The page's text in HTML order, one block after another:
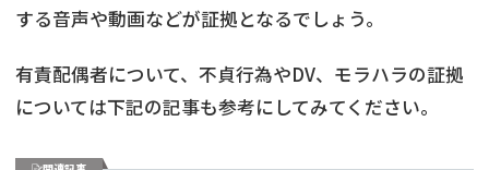
する音声や動画などが証拠となるでしょう。
有責配偶者について、不貞行為やDV、モラハラの証拠
については下記の記事も参考にしてみてください。